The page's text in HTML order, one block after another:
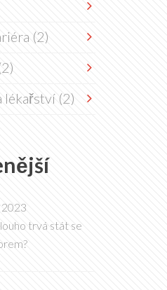
(2)
lékařství (2)
2023
trvá stát se